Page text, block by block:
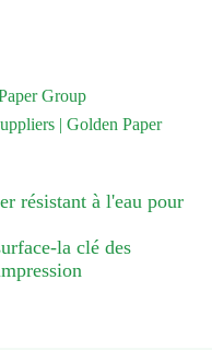
Group
| Golden Paper
résistant à l'eau pour
la clé des